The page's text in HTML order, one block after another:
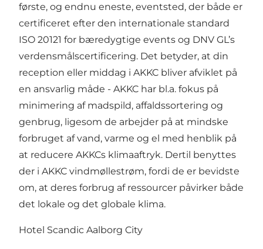
første, og endnu eneste, eventsted, der både er
certificeret efter den internationale standard
ISO 20121 for bæredygtige events og DNV GL’s
verdensmålscertificering. Det betyder, at din
reception eller middag i AKKC bliver afviklet på
en ansvarlig måde - AKKC har bl.a. fokus på
minimering af madspild, affaldssortering og
genbrug, ligesom de arbejder på at mindske
forbruget af vand, varme og el med henblik på
at reducere AKKCs klimaaftryk. Dertil benyttes
der i AKKC vindmøllestrøm, fordi de er bevidste
om, at deres forbrug af ressourcer påvirker både
det lokale og det globale klima.
Hotel Scandic Aalborg City